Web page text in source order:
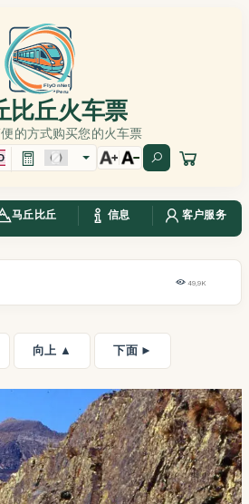
比丘火车票
的方式购买您的火车票
马丘比丘 信息 客户服务
49,9K
向上 ▲ 下面 ►